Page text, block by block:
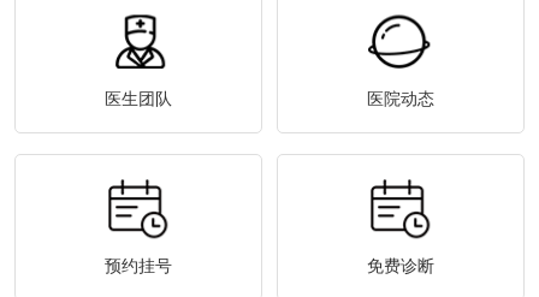
医生团队 医院动态
预约挂号 免费诊断